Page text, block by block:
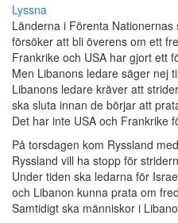
Lyssna
Länderna i Förenta
försöker att bli överens om ett
Frankrike och USA har gjort ett
Men Libanons ledare säger nej
Libanons ledare kräver att
ska sluta innan de börjar att
Det har inte USA och Frankrike
På torsdagen kom Ryssland
Ryssland vill ha stopp för
Under tiden ska ledarna för
och Libanon kunna prata om
Samtidigt ska människor i